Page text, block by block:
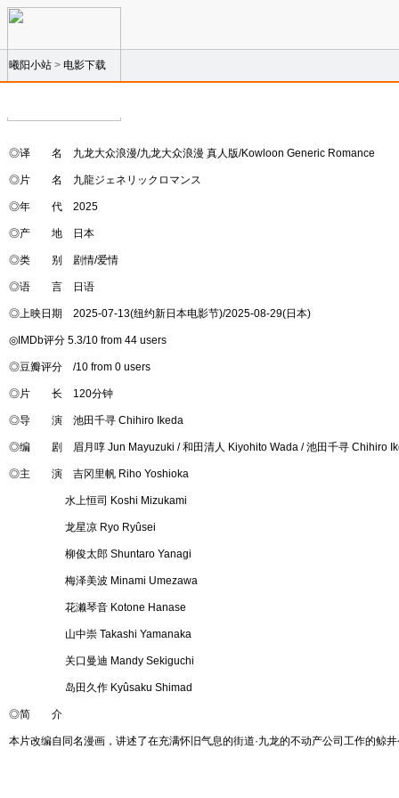
曦阳小站 > 电影下载
◎译 名 九龙大众浪漫/九龙大众浪漫 真人版/Kowloon Generic Romance
◎片 名 九龍ジェネリックロマンス
◎年 代 2025
◎产 地 日本
◎类 别 剧情/爱情
◎语 言 日语
◎上映日期 2025-07-13(纽约新日本电影节)/2025-08-29(日本)
◎IMDb评分 5.3/10 from 44 users
◎豆瓣评分 /10 from 0 users
◎片 长 120分钟
◎导 演 池田千寻 Chihiro Ikeda
◎编 剧 眉月啍 Jun Mayuzuki / 和田清人 Kiyohito Wada / 池田千寻 Chihiro
◎主 演 吉冈里帆 Riho Yoshioka
水上恒司 Koshi Mizukami
龙星凉 Ryo Ryûsei
柳俊太郎 Shuntaro Yanagi
梅泽美波 Minami Umezawa
花濑琴音 Kotone Hanase
山中崇 Takashi Yamanaka
关口曼迪 Mandy Sekiguchi
岛田久作 Kyûsaku Shimad
◎简 介
本片改编自同名漫画，讲述了在充满怀旧气息的街道·九龙的不动产公司工作的鲸